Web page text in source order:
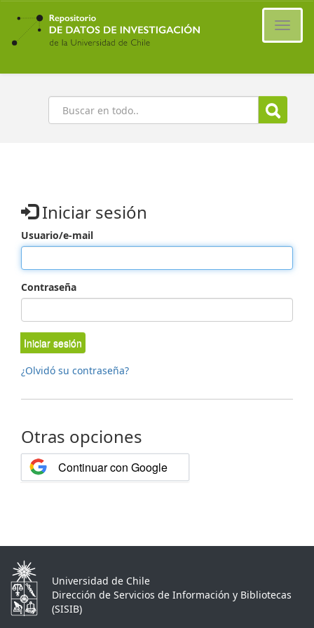
Ir
contenido
principal
Buscar
Iniciar sesión
Usuario/e-mail
Contraseña
Iniciar sesión
¿Olvidó su contraseña?
Otras opciones
Continuar con Google
Universidad de Chile
Dirección de Servicios de Información y Bibliotecas
(SISIB)